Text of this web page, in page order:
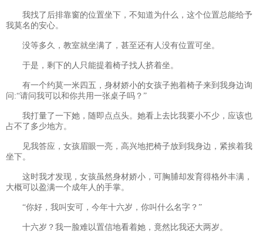
我找了后排靠窗的位置坐下，不知道为什么，这个位置总能给予
我莫名的安心。
没等多久，教室就坐满了，甚至还有人没有位置可坐。
于是，剩下的人只能提着椅子找人挤着坐。
有一个约莫一米四五，身材娇小的女孩子抱着椅子来到我身边询
问:“请问我可以和你共用一张桌子吗？”
我打量了一下她，随即点点头。她看上去比我要小不少，应该也
占不了多少地方。
见我答应，女孩眉眼一亮，高兴地把椅子放到我身边，紧挨着我
坐下。
这时我才发现，女孩虽然身材娇小，可胸脯却发育得格外丰满，
大概可以盈满一个成年人的手掌。
“你好，我叫安可，今年十六岁，你叫什么名字？”
十六岁？我一脸难以置信地看着她，竟然比我还大两岁。